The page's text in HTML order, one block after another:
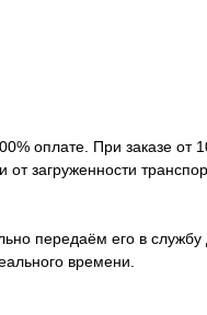
оплате. При заказе от
загруженности
передаём его в
времени.